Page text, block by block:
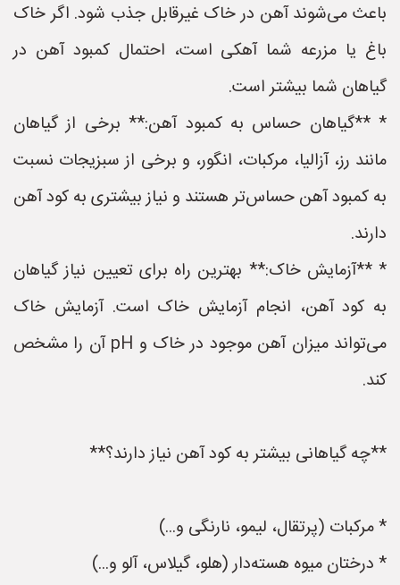
باعث می‌شوند آهن در خاک غیرقابل جذب شود. اگر خاک
باغ یا مزرعه شما آهکی است، احتمال کمبود آهن در
گیاهان شما بیشتر است.
* **گیاهان حساس به کمبود آهن:** برخی از گیاهان
مانند رز، آزالیا، مرکبات، انگور، و برخی از سبزیجات نسبت
به کمبود آهن حساس‌تر هستند و نیاز بیشتری به کود آهن
دارند.
* **آزمایش خاک:** بهترین راه برای تعیین نیاز گیاهان
به کود آهن، انجام آزمایش خاک است. آزمایش خاک
می‌تواند میزان آهن موجود در خاک و pH آن را مشخص
کند.
**چه گیاهانی بیشتر به کود آهن نیاز دارند؟**
* مرکبات (پرتقال، لیمو، نارنگی و...)
* درختان میوه هسته‌دار (هلو، گیلاس، آلو و...)